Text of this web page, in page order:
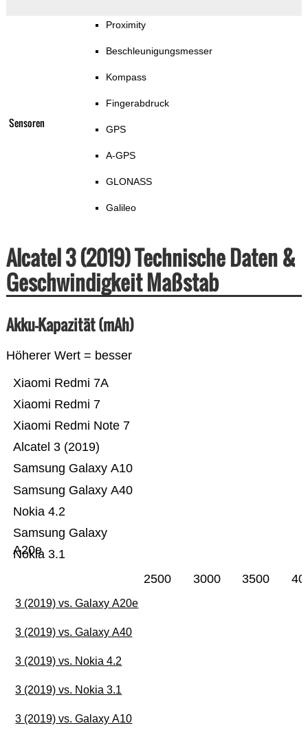
Sensoren
Proximity
Beschleunigungsmesser
Kompass
Fingerabdruck
GPS
A-GPS
GLONASS
Galileo
Alcatel 3 (2019) Technische Daten &
Geschwindigkeit Maßstab
Akku-Kapazität (mAh)
Höherer Wert = besser
Nokia 3.1
Samsung Galaxy
A20e
Nokia 4.2
Samsung Galaxy A40
Samsung Galaxy A10
Alcatel 3 (2019)
Xiaomi Redmi Note 7
Xiaomi Redmi 7
Xiaomi Redmi 7A
2500 3000 3500
3 (2019) vs. Galaxy A20e
3 (2019) vs. Galaxy A40
3 (2019) vs. Nokia 4.2
3 (2019) vs. Nokia 3.1
3 (2019) vs. Galaxy A10